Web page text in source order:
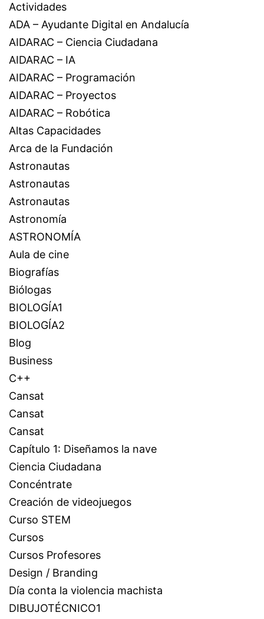
Actividades
ADA – Ayudante Digital en Andalucía
AIDARAC – Ciencia Ciudadana
AIDARAC – IA
AIDARAC – Programación
AIDARAC – Proyectos
AIDARAC – Robótica
Altas Capacidades
Arca de la Fundación
Astronautas
Astronautas
Astronautas
Astronomía
ASTRONOMÍA
Aula de cine
Biografías
Biólogas
BIOLOGÍA1
BIOLOGÍA2
Blog
Business
C++
Cansat
Cansat
Cansat
Capítulo 1: Diseñamos la nave
Ciencia Ciudadana
Concéntrate
Creación de videojuegos
Curso STEM
Cursos
Cursos Profesores
Design / Branding
Día conta la violencia machista
DIBUJOTÉCNICO1